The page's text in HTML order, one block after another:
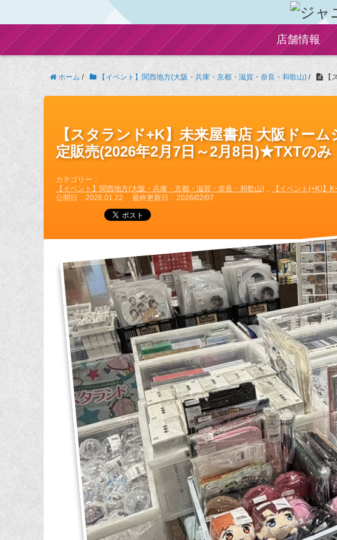
店舗情報
ホーム / 【イベント】関西地方(大阪・兵庫・京都・滋賀・奈良・和歌山) /
【スタランド+K】未来屋書店 大阪ドー
定販売(2026年2月7日～2月8日)★TXTのみ
カテゴリー
【イベント】関西地方(大阪・兵庫・京都・滋賀・奈良・和歌山)
【イベント(+K)】
公開日
2026.01.22 最終更新日 2026/02/07